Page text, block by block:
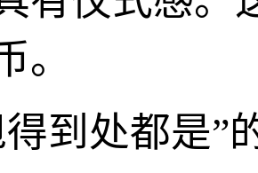
。
到处都是”